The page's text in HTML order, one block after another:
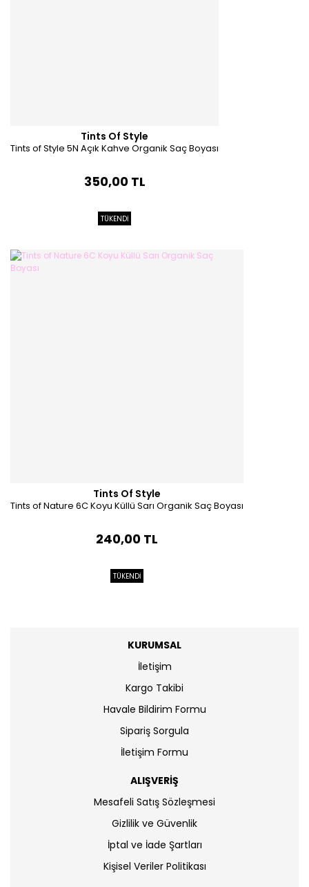
Tints Of Style
Tints of Style 5N Açık Kahve Organik Saç Boyası
350,00 TL
TÜKENDİ
Tints Of Style
Tints of Nature 6C Koyu Küllü Sarı Organik Saç Boyası
240,00 TL
TÜKENDİ
KURUMSAL
İletişim
Kargo Takibi
Havale Bildirim Formu
Sipariş Sorgula
İletişim Formu
ALIŞVERİŞ
Mesafeli Satış Sözleşmesi
Gizlilik ve Güvenlik
İptal ve İade Şartları
Kişisel Veriler Politikası